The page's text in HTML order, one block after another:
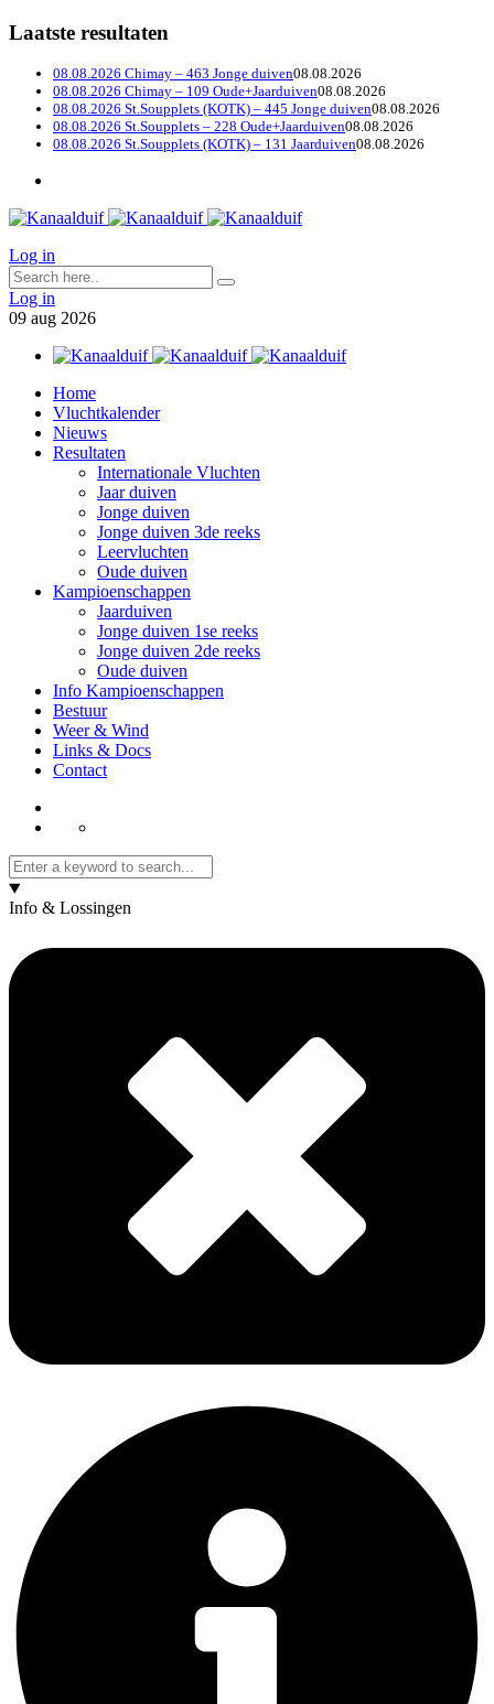
Laatste resultaten
08.08.2026 Chimay – 463 Jonge duiven08.08.2026
08.08.2026 Chimay – 109 Oude+Jaarduiven08.08.2026
08.08.2026 St.Soupplets (KOTK) – 445 Jonge duiven08.08.2026
08.08.2026 St.Soupplets – 228 Oude+Jaarduiven08.08.2026
08.08.2026 St.Soupplets (KOTK) – 131 Jaarduiven08.08.2026
Log in
Log in
09 aug 2026
Home
Vluchtkalender
Nieuws
Resultaten
Internationale Vluchten
Jaar duiven
Jonge duiven
Jonge duiven 3de reeks
Leervluchten
Oude duiven
Kampioenschappen
Jaarduiven
Jonge duiven 1se reeks
Jonge duiven 2de reeks
Oude duiven
Info Kampioenschappen
Bestuur
Weer & Wind
Links & Docs
Contact
Info & Lossingen